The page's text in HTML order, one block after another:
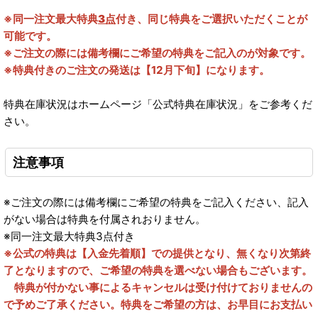
※同一注文最大特典3点付き、同じ特典をご選択いただくことが
可能です。
※ご注文の際には備考欄にご希望の特典をご記入のが対象です。
※特典付きのご注文の発送は【12月下旬】になります。
特典在庫状況はホームページ「公式特典在庫状況」をご参考くだ
さい。
注意事項
※ご注文の際には備考欄にご希望の特典をご記入ください、記入
がない場合は特典を付属されおりません。
※同一注文最大特典3点付き
※公式の特典は【入金先着順】での提供となり、無くなり次第終
了となりますので、ご希望の特典を選べない場合もございます。
特典が付かない事によるキャンセルは受け付けておりませんの
で予めご了承ください。特典をご希望の方は、お早目にお支払い